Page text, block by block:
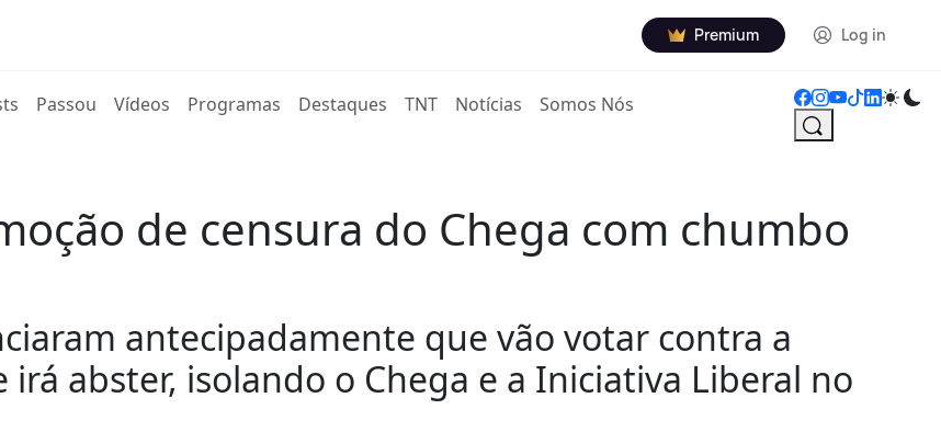
Premium Log in
Passou Vídeos Programas Destaques TNT Notícias Somos Nós
de censura do Chega com chumbo
antecipadamente que vão votar contra a
irá abster, isolando o Chega e a Iniciativa Liberal no